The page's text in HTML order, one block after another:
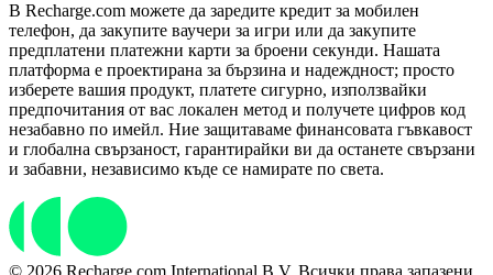
В Recharge.com можете да заредите кредит за мобилен
телефон, да закупите ваучери за игри или да закупите
предплатени платежни карти за броени секунди. Нашата
платформа е проектирана за бързина и надеждност; просто
изберете вашия продукт, платете сигурно, използвайки
предпочитания от вас локален метод и получете цифров код
незабавно по имейл. Ние защитаваме финансовата гъвкавост
и глобална свързаност, гарантирайки ви да останете свързани
и забавни, независимо къде се намирате по света.